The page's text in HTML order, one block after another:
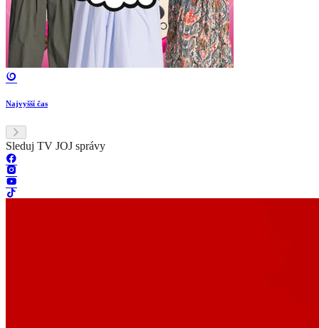
Najvyšší čas
Sleduj TV JOJ správy